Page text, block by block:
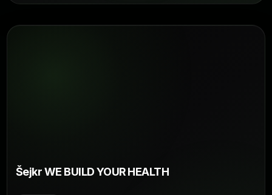
Šejkr WE BUILD YOUR HEALTH